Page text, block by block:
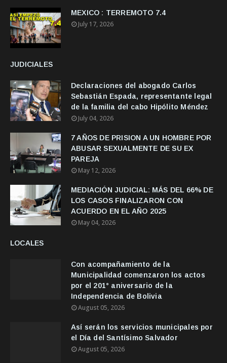
MEXICO : TERREMOTO 7.4
July 17, 2026
JUDICIALES
Declaraciones del abogado Carlos
Sebastián Espada, representante legal
de la familia del cabo Hipólito Méndez
July 04, 2026
7 AÑOS DE PRISION A UN HOMBRE POR
ABUSAR SEXUALMENTE DE SU EX
PAREJA
May 12, 2026
MEDIACIÓN JUDICIAL: MÁS DEL 66% DE
LOS CASOS FINALIZARON CON
ACUERDO EN EL AÑO 2025
May 04, 2026
LOCALES
Con acompañamiento de la
Municipalidad comenzaron los actos
por el 201° aniversario de la
Independencia de Bolivia
August 05, 2026
Así serán los servicios municipales por
el Día del Santísimo Salvador
August 05, 2026